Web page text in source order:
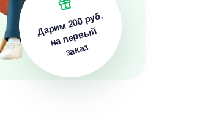
Дарим200 руб.
на первый
заказ